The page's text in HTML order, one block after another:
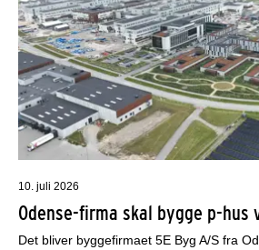
10. juli 2026
Odense-firma skal bygge p-hus
Det bliver byggefirmaet 5E Byg A/S fra